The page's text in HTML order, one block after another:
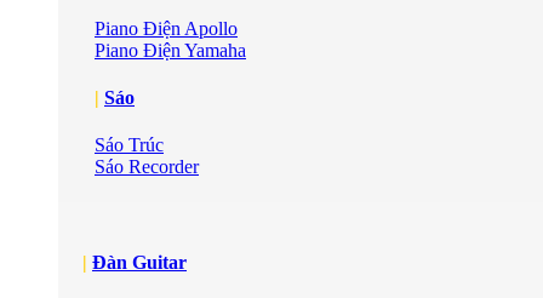
Piano Điện Apollo
Piano Điện Yamaha
| Sáo
Sáo Trúc
Sáo Recorder
| Đàn Guitar